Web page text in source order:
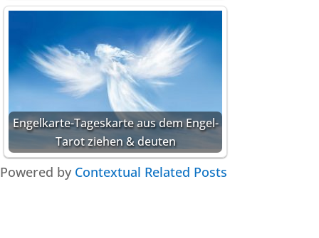
Engelkarte-Tageskarte aus dem Engel-
Tarot ziehen & deuten
Powered by Contextual Related Posts